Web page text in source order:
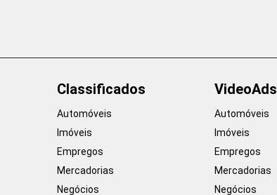
Classificados
Automóveis
Imóveis
Empregos
Mercadorias
Negócios
VideoAds
Automóveis
Imóveis
Empregos
Mercadorias
Negócios